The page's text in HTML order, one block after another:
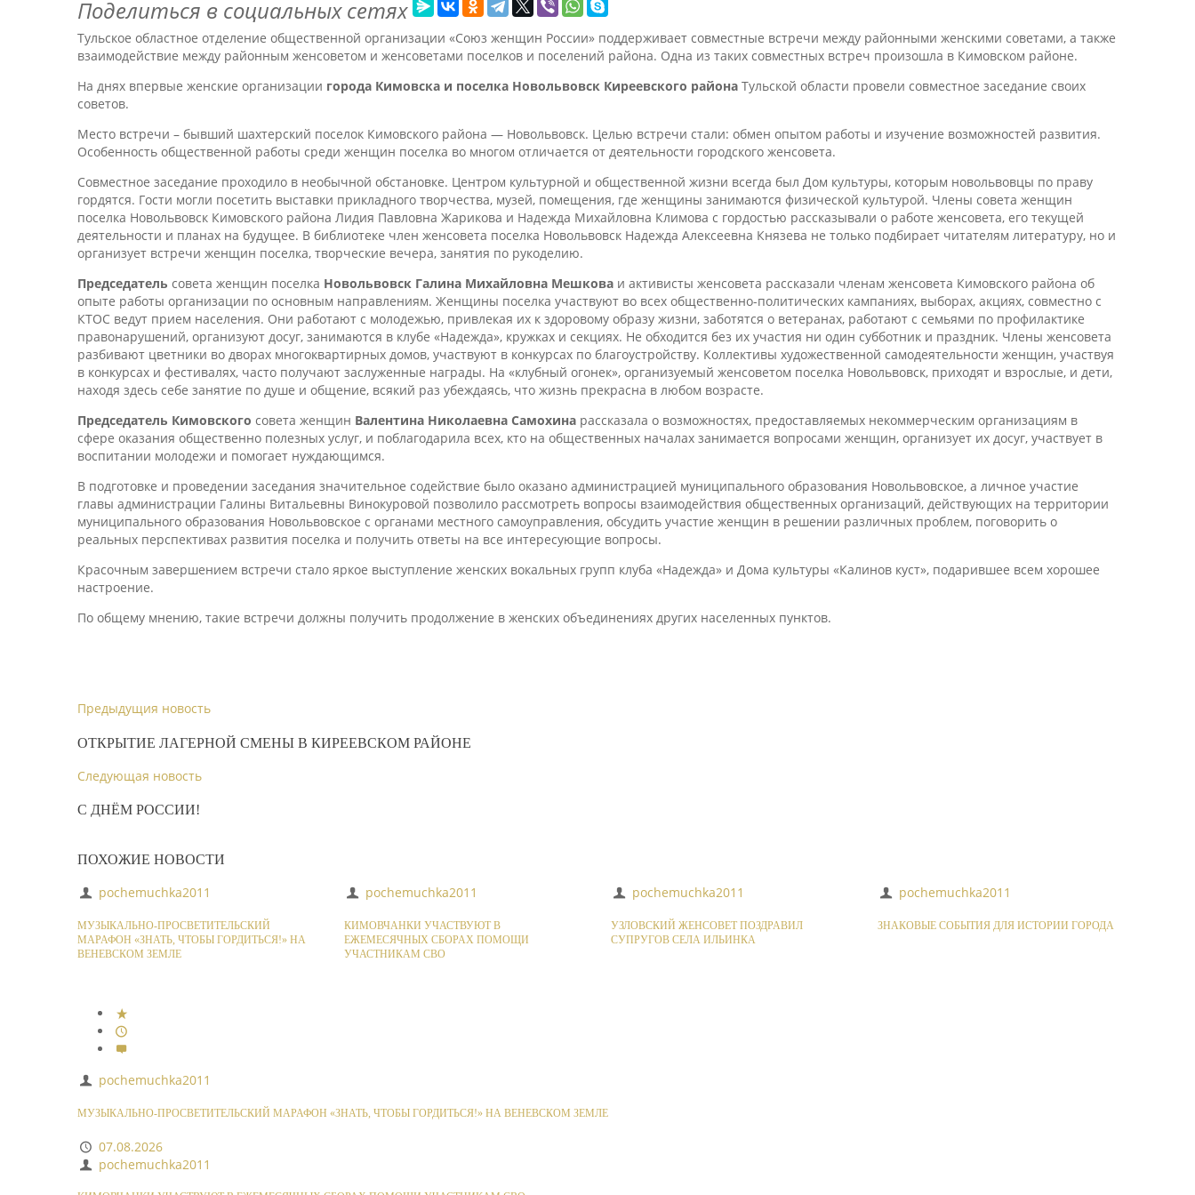
Поделиться в социальных сетях
Тульское областное отделение общественной организации «Союз женщин России» поддерживает совместные встречи между районными женскими советами, а также
взаимодействие между районным женсоветом и женсоветами поселков и поселений района. Одна из таких совместных встреч произошла в Кимовском районе.
На днях впервые женские организации города Кимовска и поселка Новольвовск Киреевского района Тульской области провели совместное заседание своих
советов.
Место встречи – бывший шахтерский поселок Кимовского района — Новольвовск. Целью встречи стали: обмен опытом работы и изучение возможностей развития.
Особенность общественной работы среди женщин поселка во многом отличается от деятельности городского женсовета.
Совместное заседание проходило в необычной обстановке. Центром культурной и общественной жизни всегда был Дом культуры, которым новольвовцы по праву
гордятся. Гости могли посетить выставки прикладного творчества, музей, помещения, где женщины занимаются физической культурой. Члены совета женщин
поселка Новольвовск Кимовского района Лидия Павловна Жарикова и Надежда Михайловна Климова с гордостью рассказывали о работе женсовета, его текущей
деятельности и планах на будущее. В библиотеке член женсовета поселка Новольвовск Надежда Алексеевна Князева не только подбирает читателям литературу, но и
организует встречи женщин поселка, творческие вечера, занятия по рукоделию.
Председатель совета женщин поселка Новольвовск Галина Михайловна Мешкова и активисты женсовета рассказали членам женсовета Кимовского района об
опыте работы организации по основным направлениям. Женщины поселка участвуют во всех общественно-политических кампаниях, выборах, акциях, совместно с
КТОС ведут прием населения. Они работают с молодежью, привлекая их к здоровому образу жизни, заботятся о ветеранах, работают с семьями по профилактике
правонарушений, организуют досуг, занимаются в клубе «Надежда», кружках и секциях. Не обходится без их участия ни один субботник и праздник. Члены женсовета
разбивают цветники во дворах многоквартирных домов, участвуют в конкурсах по благоустройству. Коллективы художественной самодеятельности женщин, участвуя
в конкурсах и фестивалях, часто получают заслуженные награды. На «клубный огонек», организуемый женсоветом поселка Новольвовск, приходят и взрослые, и дети,
находя здесь себе занятие по душе и общение, всякий раз убеждаясь, что жизнь прекрасна в любом возрасте.
Председатель Кимовского совета женщин Валентина Николаевна Самохина рассказала о возможностях, предоставляемых некоммерческим организациям в
сфере оказания общественно полезных услуг, и поблагодарила всех, кто на общественных началах занимается вопросами женщин, организует их досуг, участвует в
воспитании молодежи и помогает нуждающимся.
В подготовке и проведении заседания значительное содействие было оказано администрацией муниципального образования Новольвовское, а личное участие
главы администрации Галины Витальевны Винокуровой позволило рассмотреть вопросы взаимодействия общественных организаций, действующих на территории
муниципального образования Новольвовское с органами местного самоуправления, обсудить участие женщин в решении различных проблем, поговорить о
реальных перспективах развития поселка и получить ответы на все интересующие вопросы.
Красочным завершением встречи стало яркое выступление женских вокальных групп клуба «Надежда» и Дома культуры «Калинов куст», подарившее всем хорошее
настроение.
По общему мнению, такие встречи должны получить продолжение в женских объединениях других населенных пунктов.
Предыдущия новость
ОТКРЫТИЕ ЛАГЕРНОЙ СМЕНЫ В КИРЕЕВСКОМ РАЙОНЕ
Следующая новость
С ДНЁМ РОССИИ!
ПОХОЖИЕ НОВОСТИ
pochemuchka2011
МУЗЫКАЛЬНО-ПРОСВЕТИТЕЛЬСКИЙ
МАРАФОН «ЗНАТЬ, ЧТОБЫ ГОРДИТЬСЯ!» НА
ВЕНЕВСКОМ ЗЕМЛЕ
pochemuchka2011
КИМОВЧАНКИ УЧАСТВУЮТ В
ЕЖЕМЕСЯЧНЫХ СБОРАХ ПОМОЩИ
УЧАСТНИКАМ СВО
pochemuchka2011
УЗЛОВСКИЙ ЖЕНСОВЕТ ПОЗДРАВИЛ
СУПРУГОВ СЕЛА ИЛЬИНКА
pochemuchka2011
ЗНАКОВЫЕ СОБЫТИЯ ДЛЯ ИСТОРИИ ГОРОДА
pochemuchka2011
МУЗЫКАЛЬНО-ПРОСВЕТИТЕЛЬСКИЙ МАРАФОН «ЗНАТЬ, ЧТОБЫ ГОРДИТЬСЯ!» НА ВЕНЕВСКОМ ЗЕМЛЕ
07.08.2026
pochemuchka2011